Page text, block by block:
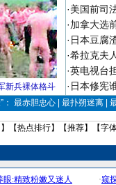
新兵裸体格斗
·美国前司
·加拿大选
· 日本豆腐
·希拉克夫
·英电视台
· 日本修宪
： 最赤胆忠心 | 最扑朔迷离 |
】【热点排行】【推荐】【字体